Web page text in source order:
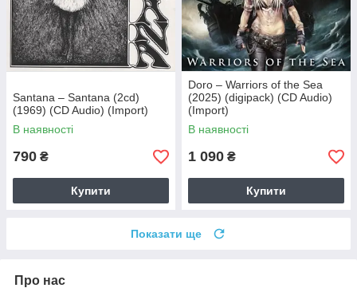
Santana – Santana (2cd)
(1969) (CD Audio) (Import)
В наявності
790 ₴
Купити
Doro – Warriors of the Sea
(2025) (digipack) (CD Audio)
(Import)
В наявності
1 090 ₴
Купити
Показати ще
Про нас